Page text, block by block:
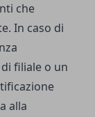
che
In caso di
filiale o un
alla